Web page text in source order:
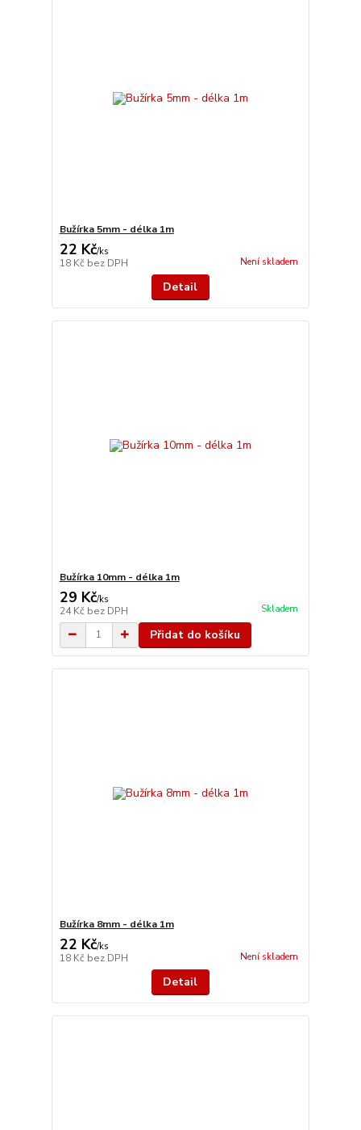
Bužírka 5mm - délka 1m
22 Kč/ks
18 Kč bez DPH Není skladem
Detail
Bužírka 10mm - délka 1m
29 Kč/ks
24 Kč bez DPH Skladem
Přidat do košíku
Bužírka 8mm - délka 1m
22 Kč/ks
18 Kč bez DPH Není skladem
Detail